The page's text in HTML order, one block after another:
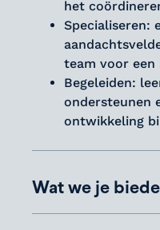
het
Specialiseren:
team voor een
Begeleiden:
ondersteunen
ontwikkeling
Wat we je
Bij Zorggroep